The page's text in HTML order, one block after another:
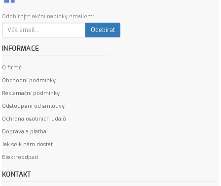
Odebírejte akční nabídky emailem:
Odebírat
INFORMACE
O firmě
Obchodní podmínky
Reklamační podmínky
Odstoupení od smlouvy
Ochrana osobních údajů
Doprava a platba
Jak se k nám dostat
Elektroodpad
KONTAKT